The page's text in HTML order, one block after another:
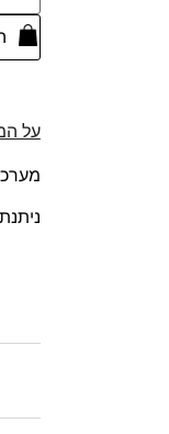
על